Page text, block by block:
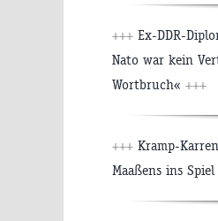
+++ Ex-DDR-
Nato war kein
Wortbruch« +++
+++ Kramp-
Maaßens ins Spiel